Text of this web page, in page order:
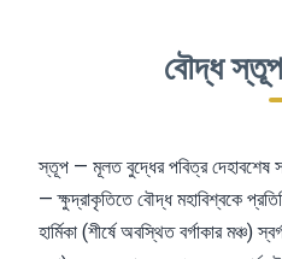
বৌদ্ধ
স্তূপ — মূলত বুদ্ধের পবিত্র দেহাবশেষ
— ক্ষুদ্রাকৃতিতে বৌদ্ধ মহাবিশ্বকে
হার্মিকা (শীর্ষে অবস্থিত বর্গাকার মঞ্চ)